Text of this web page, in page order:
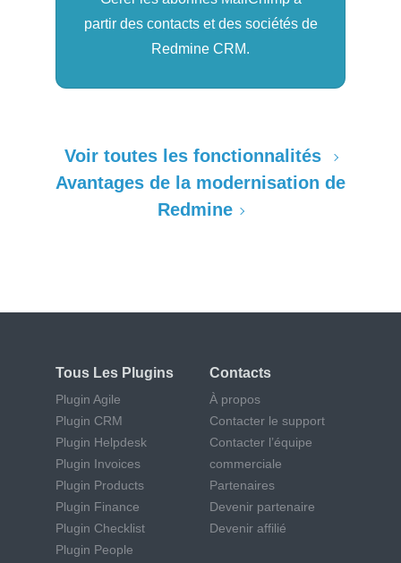
partir des contacts et des sociétés de
Redmine CRM.
Voir toutes les fonctionnalités
Avantages de la modernisation de
Redmine
Tous Les Plugins
Plugin Agile
Plugin CRM
Plugin Helpdesk
Plugin Invoices
Plugin Products
Plugin Finance
Plugin Checklist
Plugin People
Contacts
À propos
Contacter le support
Contacter l’équipe
commerciale
Partenaires
Devenir partenaire
Devenir affilié